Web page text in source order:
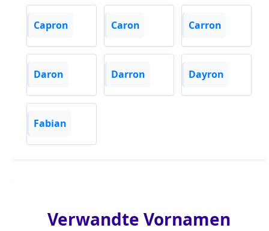
Capron Caron Carron
Daron Darron Dayron
Fabian
Verwandte Vornamen